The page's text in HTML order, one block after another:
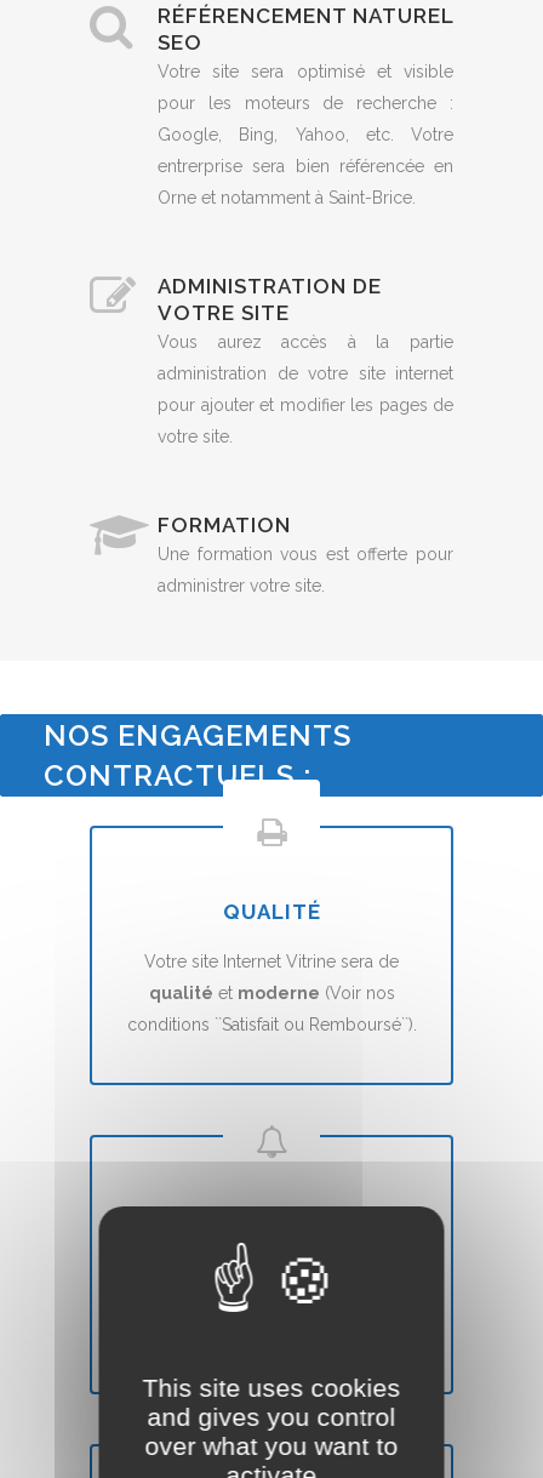
RÉFÉRENCEMENT NATUREL
SEO
Votre site sera optimisé et visible
pour les moteurs de recherche :
Google, Bing, Yahoo, etc. Votre
entrerprise sera bien référencée en
Orne et notamment à Saint-Brice.
ADMINISTRATION DE
VOTRE SITE
Vous aurez accès à la partie
administration de votre site internet
pour ajouter et modifier les pages de
votre site.
FORMATION
Une formation vous est offerte pour
administrer votre site.
NOS ENGAGEMENTS
CONTRACTUELS :
QUALITÉ
Votre site Internet Vitrine sera de
qualité et moderne (Voir nos
conditions ``Satisfait ou Remboursé``).
Votre site Web Vitrine sera mis en ligne
7 jours(voir nos CGVs).
This site uses cookies
and gives you control
over what you want to